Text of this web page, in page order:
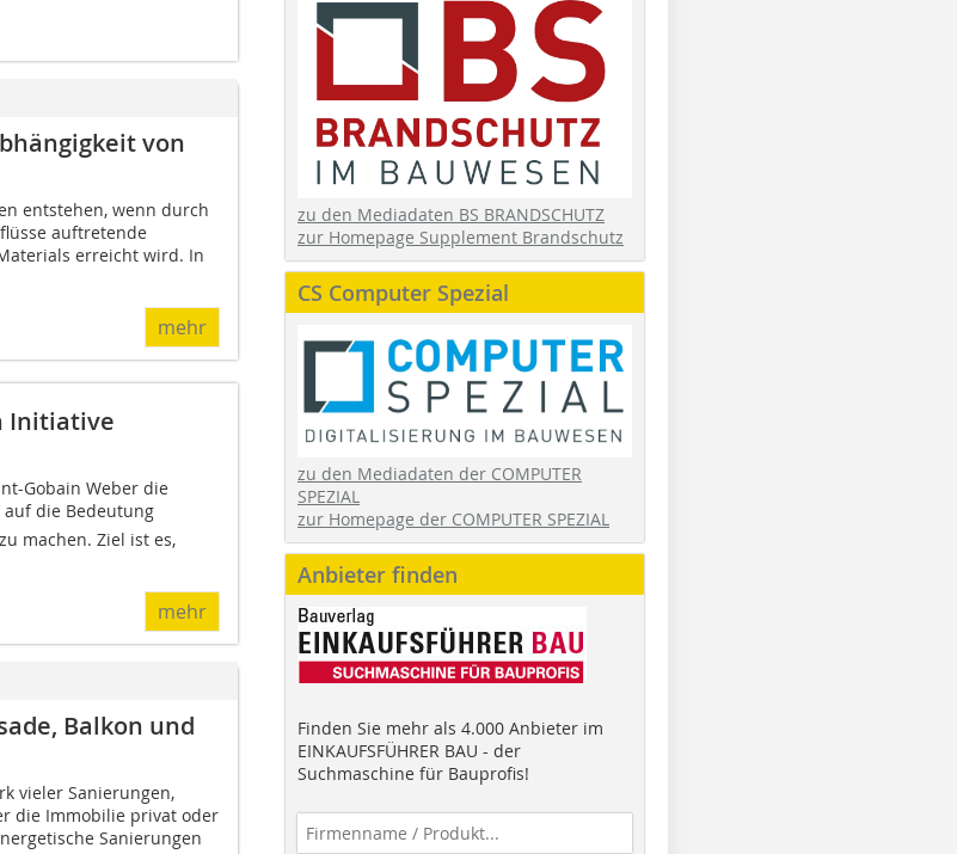
von
entstehen, wenn durch
auftretende
erreicht wird. In
mehr
Initiative
Gobain Weber die
auf die Bedeutung
machen. Ziel ist es,
mehr
Balkon und
vieler Sanierungen,
die Immobilie privat oder
Sanierungen
zu den Mediadaten BS BRANDSCHUTZ
zur Homepage Supplement Brandschutz
CS Computer Spezial
zu den Mediadaten der COMPUTER
SPEZIAL
zur Homepage der COMPUTER SPEZIAL
Anbieter finden
Finden Sie mehr als 4.000 Anbieter im
EINKAUFSFÜHRER BAU - der
Suchmaschine für Bauprofis!